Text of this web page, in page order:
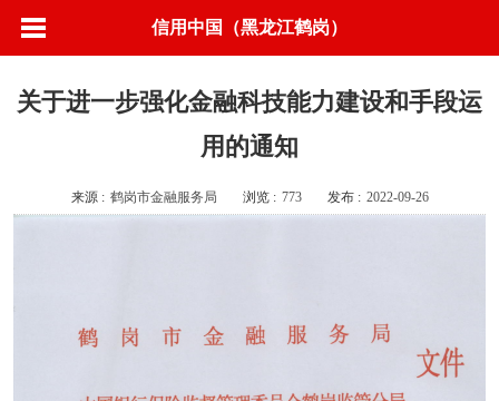
信用中国（黑龙江鹤岗）
关于进一步强化金融科技能力建设和手段运
用的通知
来源 : 鹤岗市金融服务局 浏览 : 773 发布 : 2022-09-26